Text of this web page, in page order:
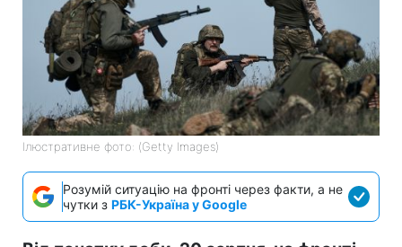
Ілюстративне фото: (Getty Images)
Розумій ситуацію на фронті через факти, а не
чутки з РБК-Україна у Google